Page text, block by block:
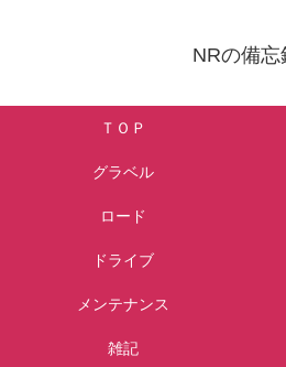
NRの備忘
ＴＯＰ
グラベル
ロード
ドライブ
メンテナンス
雑記